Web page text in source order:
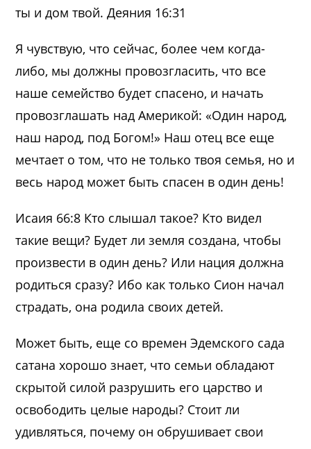
ты и дом твой. Деяния 16:31
Я чувствую, что сейчас, более чем когда-
либо, мы должны провозгласить, что все
наше семейство будет спасено, и начать
провозглашать над Америкой: «Один народ,
наш народ, под Богом!» Наш отец все еще
мечтает о том, что не только твоя семья, но и
весь народ может быть спасен в один день!
Исаия 66:8 Кто слышал такое? Кто видел
такие вещи? Будет ли земля создана, чтобы
произвести в один день? Или нация должна
родиться сразу? Ибо как только Сион начал
страдать, она родила своих детей.
Может быть, еще со времен Эдемского сада
сатана хорошо знает, что семьи обладают
скрытой силой разрушить его царство и
освободить целые народы? Стоит ли
удивляться, почему он обрушивает свои